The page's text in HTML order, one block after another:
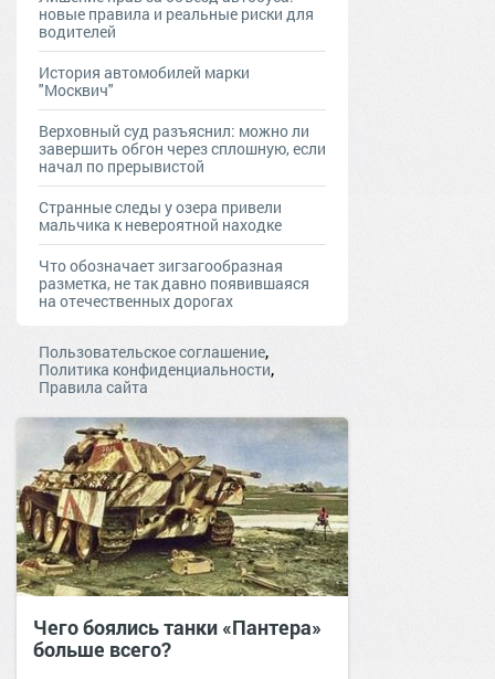
новые правила и реальные риски для
водителей
История автомобилей марки
"Москвич"
Верховный суд разъяснил: можно ли
завершить обгон через сплошную, если
начал по прерывистой
Странные следы у озера привели
мальчика к невероятной находке
Что обозначает зигзагообразная
разметка, не так давно появившаяся
на отечественных дорогах
Пользовательское соглашение,
Политика конфиденциальности,
Правила сайта
Чего боялись танки «Пантера»
больше всего?